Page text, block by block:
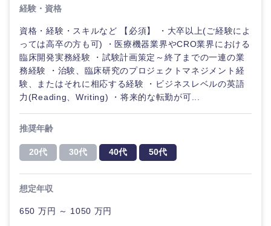
選択する
選択する
選択する
選択する
経験・資格
資格・経験・スキルなど 【必須】 ・大卒以上(ご経験によ
っては高卒の方も可) ・医療機器業界やCRO業界における
臨床開発実務経験 ・試験計画策定～終了までの一連の業
務経験 ・治験、臨床研究のプロジェクトマネジメント経
験、またはそれに相応する経験 ・ビジネスレベルの英語
力(Reading、Writing) ・将来的な転勤が可...
推奨年齢
20代 30代 40代 50代
想定年収
650 万円 ～ 1050 万円